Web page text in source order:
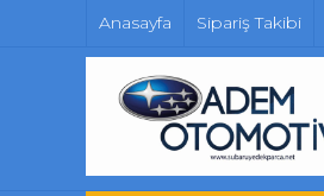
Anasayfa Sipariş Takibi